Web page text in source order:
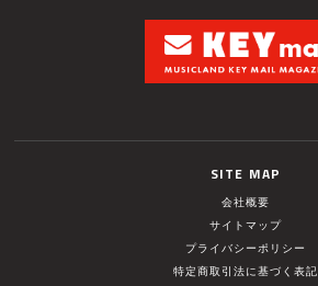
SITE MAP
会社概要
サイトマップ
プライバシーポリシー
特定商取引法に基づく表記